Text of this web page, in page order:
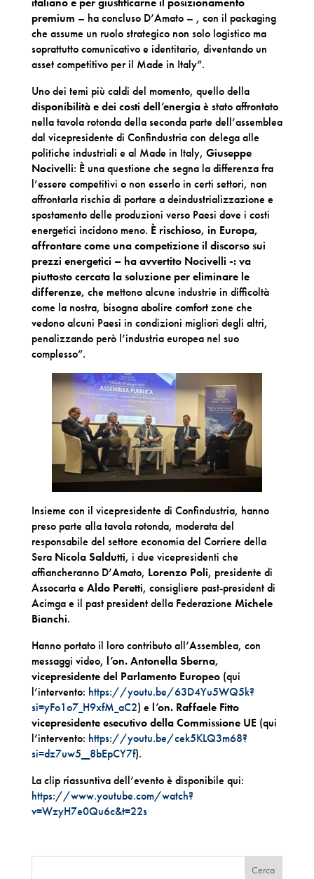
premium – ha concluso D’Amato – , con il packaging
che assume un ruolo strategico non solo logistico ma
soprattutto comunicativo e identitario, diventando un
asset competitivo per il Made in Italy”.
Uno dei temi più caldi del momento, quello della
disponibilità e dei costi dell’energiaè stato affrontato
nella tavola rotonda della seconda parte dell’assemblea
dal vicepresidente di Confindustria con delega alle
politiche industriali e al Made in Italy, Giuseppe
Nocivelli: È una questione che segna la differenza fra
l’essere competitivi o non esserlo in certi settori, non
affrontarla rischia di portare a deindustrializzazione e
spostamento delle produzioni verso Paesi dove i costi
energetici incidono meno. È rischioso, in Europa,
affrontare come una competizione il discorso sui
prezzi energetici – ha avvertito Nocivelli -: va
piuttosto cercata la soluzione per eliminare le
differenze, che mettono alcune industrie in difficoltà
come la nostra, bisogna abolire comfort zone che
vedono alcuni Paesi in condizioni migliori degli altri,
penalizzando però l’industria europea nel suo
complesso”.
Insieme con il vicepresidente di Confindustria, hanno
preso parte alla tavola rotonda, moderata del
responsabile del settore economia del Corriere della
Sera Nicola Saldutti, i due vicepresidenti che
affiancheranno D’Amato, Lorenzo Poli, presidente di
Assocarta e Aldo Peretti, consigliere past-president di
Acimga e il past president della Federazione Michele
Bianchi.
Hanno portato il loro contributo all’Assemblea, con
messaggi video, l’on. Antonella Sberna,
vicepresidente del Parlamento Europeo(qui
l’intervento: https://youtu.be/63D4Yu5WQ5k?
si=yFo1o7_H9xfM_aC2) e l’on. Raffaele Fitto
vicepresidente esecutivo della Commissione UE(qui
l’intervento: https://youtu.be/cek5KLQ3m68?
si=dz7uw5__8bEpCY7f).
La clip riassuntiva dell’evento è disponibile qui:
https://www.youtube.com/watch?
v=WzyH7e0Qu6c&t=22s